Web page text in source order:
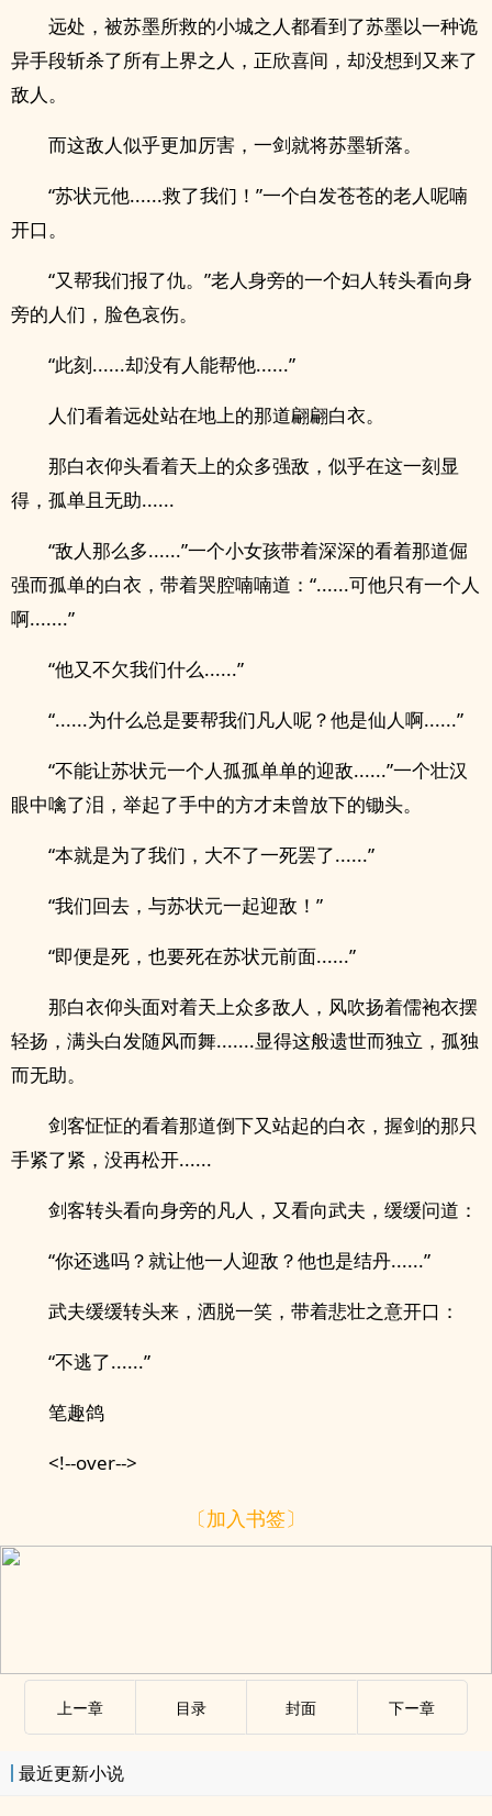
远处，被苏墨所救的小城之人都看到了苏墨以一种诡
异手段斩杀了所有上界之人，正欣喜间，却没想到又来了
敌人。
而这敌人似乎更加厉害，一剑就将苏墨斩落。
“苏状元他......救了我们！”一个白发苍苍的老人呢喃
开口。
“又帮我们报了仇。”老人身旁的一个妇人转头看向身
旁的人们，脸色哀伤。
“此刻......却没有人能帮他......”
人们看着远处站在地上的那道翩翩白衣。
那白衣仰头看着天上的众多强敌，似乎在这一刻显
得，孤单且无助......
“敌人那么多......”一个小女孩带着深深的看着那道倔
强而孤单的白衣，带着哭腔喃喃道：“......可他只有一个人
啊.......”
“他又不欠我们什么......”
“......为什么总是要帮我们凡人呢？他是仙人啊......”
“不能让苏状元一个人孤孤单单的迎敌......”一个壮汉
眼中噙了泪，举起了手中的方才未曾放下的锄头。
“本就是为了我们，大不了一死罢了......”
“我们回去，与苏状元一起迎敌！”
“即便是死，也要死在苏状元前面......”
那白衣仰头面对着天上众多敌人，风吹扬着儒袍衣摆
轻扬，满头白发随风而舞.......显得这般遗世而独立，孤独
而无助。
剑客怔怔的看着那道倒下又站起的白衣，握剑的那只
手紧了紧，没再松开......
剑客转头看向身旁的凡人，又看向武夫，缓缓问道：
“你还逃吗？就让他一人迎敌？他也是结丹......”
武夫缓缓转头来，洒脱一笑，带着悲壮之意开口：
“不逃了......”
笔趣鸽
<!--over-->
〔加入书签〕
上ー章 目录 封面 下ー章
最近更新小说